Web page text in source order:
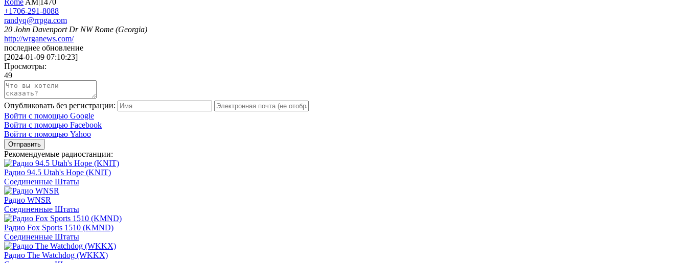
Rome AM|1470
+1706-291-8088
randyq@rrpga.com
20 John Davenport Dr NW Rome (Georgia)
http://wrganews.com/
последнее обновление
[2024-01-09 07:10:23]
Просмотры:
49
Опубликовать без регистрации:
Войти с помощью Google
Войти с помощью Facebook
Войти с помощью Yahoo
Отправить
Рекомендуемые радиостанции:
Радио 94.5 Utah's Hope (KNIT)
Соединенные Штаты
Радио WNSR
Соединенные Штаты
Радио Fox Sports 1510 (KMND)
Соединенные Штаты
Радио The Watchdog (WKKX)